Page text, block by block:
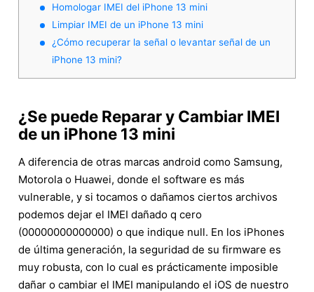
Homologar IMEI del iPhone 13 mini
Limpiar IMEI de un iPhone 13 mini
¿Cómo recuperar la señal o levantar señal de un
iPhone 13 mini?
¿Se puede Reparar y Cambiar IMEI
de un iPhone 13 mini
A diferencia de otras marcas android como Samsung,
Motorola o Huawei, donde el software es más
vulnerable, y si tocamos o dañamos ciertos archivos
podemos dejar el IMEI dañado q cero
(00000000000000) o que indique null. En los iPhones
de última generación, la seguridad de su firmware es
muy robusta, con lo cual es prácticamente imposible
dañar o cambiar el IMEI manipulando el iOS de nuestro